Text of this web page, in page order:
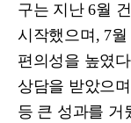
구는 지난6월
시작했으며 , 7월
편의성을 높였다
상담을 받았으
등 큰 성과를 거